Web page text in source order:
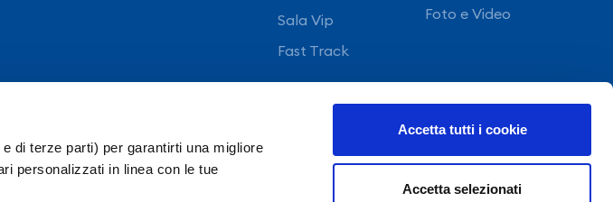
di terze parti) per garantirti una migliore
personalizzati in linea con le tue
Accetta tutti i cookie
Accetta selezionati
Sala Vip
Fast Track
Foto e Video